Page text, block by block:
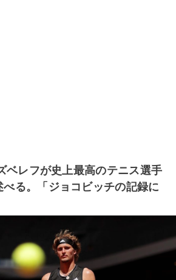
ベレフが史上最高のテニス選手
る。「ジョコビッチの記録に